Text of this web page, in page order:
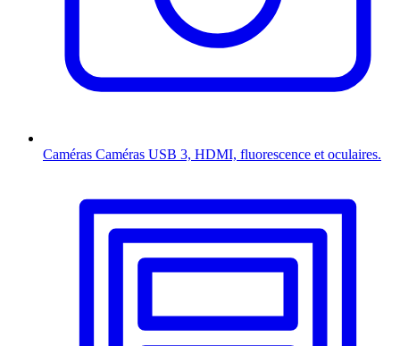
Caméras Caméras USB 3, HDMI, fluorescence et oculaires.